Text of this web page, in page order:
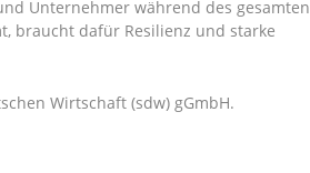
Unternehmer während des gesamten
braucht dafür Resilienz und starke
Wirtschaft (sdw) gGmbH.